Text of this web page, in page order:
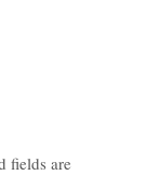
fields are